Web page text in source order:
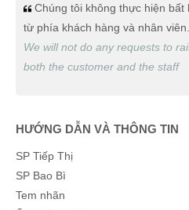
Chúng tôi không thực hiện bất
từ phía khách hàng và nhân viên.
We will not do any requests to
both the customer and the staff
HƯỚNG DẪN VÀ THÔNG TIN
SP Tiếp Thị
SP Bao Bì
Tem nhãn